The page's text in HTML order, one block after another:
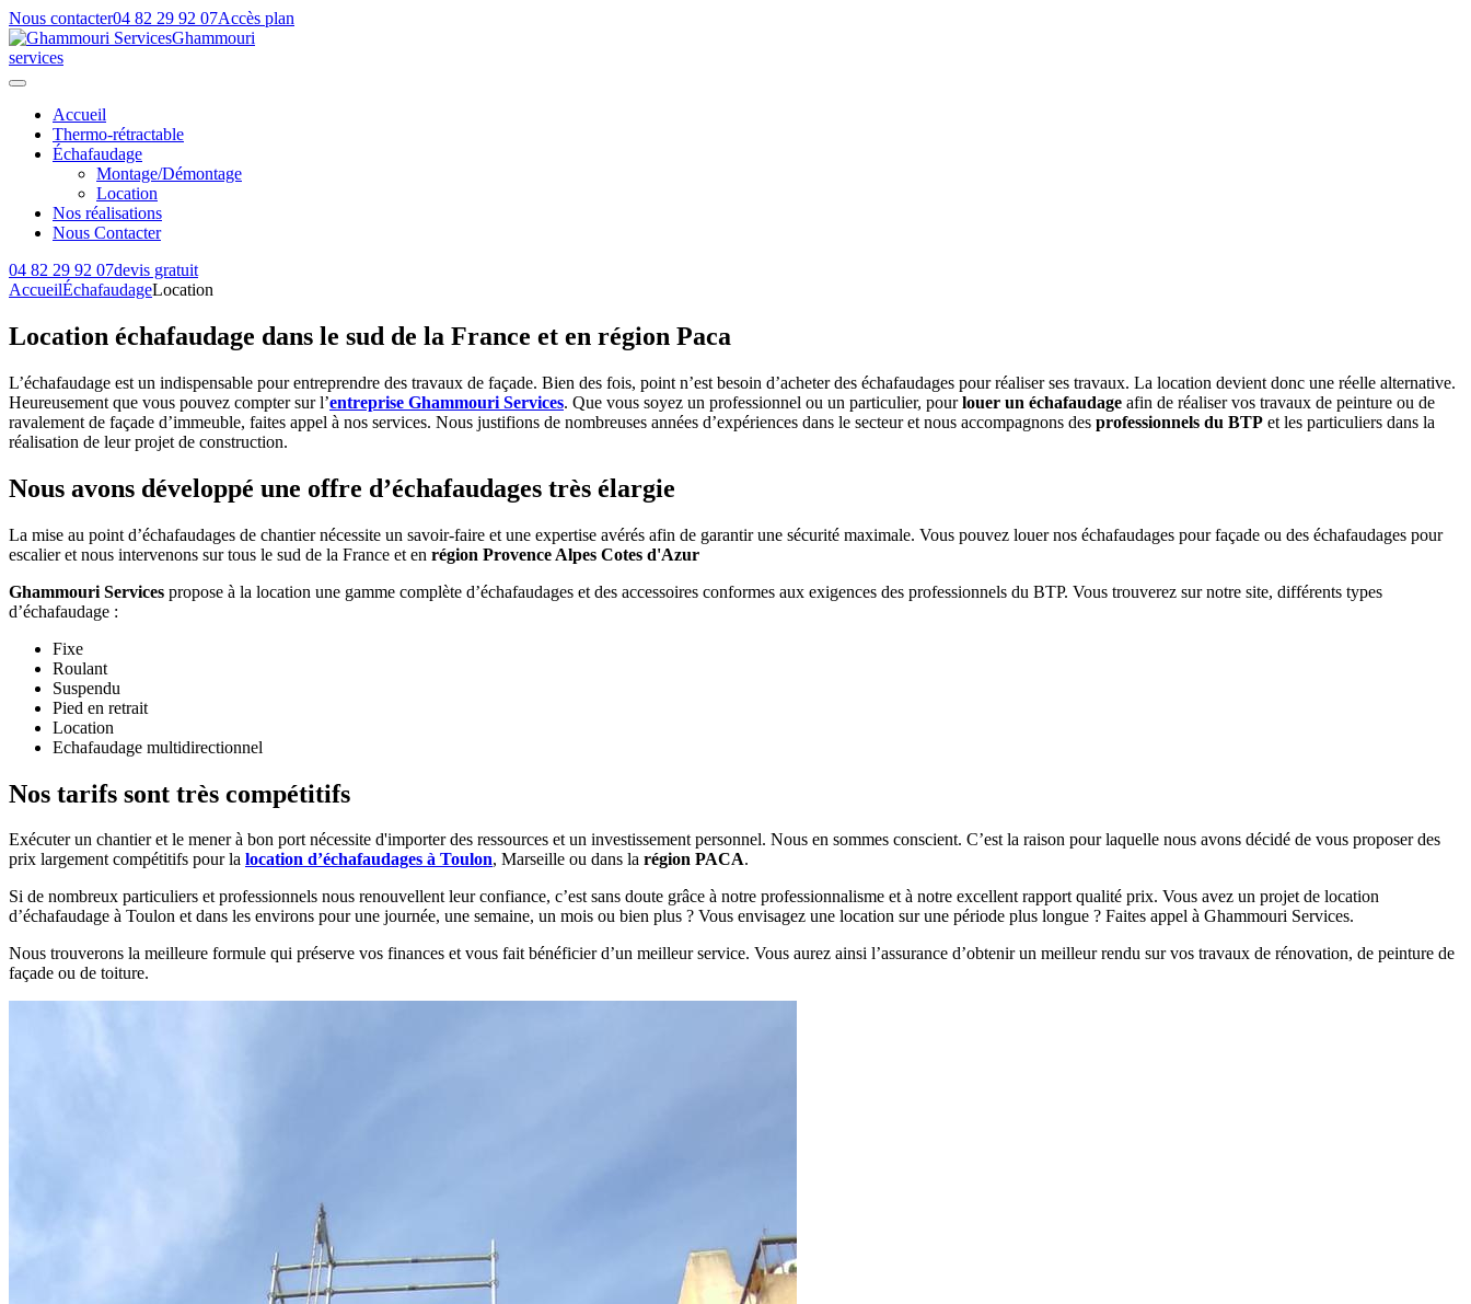
Nous contacter04 82 29 92 07Accès plan
Ghammouri
services
Accueil
Thermo-rétractable
Échafaudage
Montage/Démontage
Location
Nos réalisations
Nous Contacter
04 82 29 92 07devis gratuit
AccueilÉchafaudageLocation
Location échafaudage dans le sud de la France et en région Paca
L’échafaudage est un indispensable pour entreprendre des travaux de façade. Bien des fois, point n’est besoin d’acheter des échafaudages pour réaliser ses travaux. La location devient donc une réelle alternative.
Heureusement que vous pouvez compter sur l’entreprise Ghammouri Services. Que vous soyez un professionnel ou un particulier, pourlouer un échafaudage afin de réaliser vos travaux de peinture ou de
ravalement de façade d’immeuble, faites appel à nos services. Nous justifions de nombreuses années d’expériences dans le secteur et nous accompagnons des professionnels du BTP et les particuliers dans la
réalisation de leur projet de construction.
Nous avons développé une offre d’échafaudages très élargie
La mise au point d’échafaudages de chantier nécessite un savoir-faire et une expertise avérés afin de garantir une sécurité maximale. Vous pouvez louer nos échafaudages pour façade ou des échafaudages pour
escalier et nous intervenons sur tous le sud de la France et en région Provence Alpes Cotes d'Azur
Ghammouri Services propose à la location une gamme complète d’échafaudages et des accessoires conformes aux exigences des professionnels du BTP. Vous trouverez sur notre site, différents types
d’échafaudage :
Fixe
Roulant
Suspendu
Pied en retrait
Location
Echafaudage multidirectionnel
Nos tarifs sont très compétitifs
Exécuter un chantier et le mener à bon port nécessite d'importer des ressources et un investissement personnel. Nous en sommes conscient. C’est la raison pour laquelle nous avons décidé de vous proposer des
prix largement compétitifs pour la location d’échafaudages à Toulon, Marseille ou dans la région PACA.
Si de nombreux particuliers et professionnels nous renouvellent leur confiance, c’est sans doute grâce à notre professionnalisme et à notre excellent rapport qualité prix. Vous avez un projet de location
d’échafaudage à Toulon et dans les environs pour une journée, une semaine, un mois ou bien plus ? Vous envisagez une location sur une période plus longue ? Faites appel à Ghammouri Services.
Nous trouverons la meilleure formule qui préserve vos finances et vous fait bénéficier d’un meilleur service. Vous aurez ainsi l’assurance d’obtenir un meilleur rendu sur vos travaux de rénovation, de peinture de
façade ou de toiture.